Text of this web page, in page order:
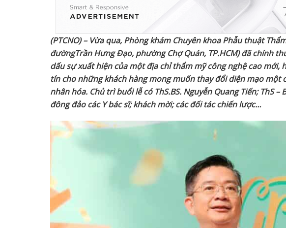
(PTCNO) – Vừa qua, Phòng khám Chuyên khoa Phẫu thuật
đườngTrần Hưng Đạo, phường Chợ Quán, TP.HCM)đã chính
dấu sự xuất hiện của một địa chỉ thẩm mỹ công nghệ cao
tín cho những khách hàng mong muốn thay đổi diện mạo một
nhân hóa. Chủ trì buổi lễ có ThS.BS. Nguyễn Quang Tiến;ThS –
đông đảo các Y bác sĩ; khách mời; các đối tác chiến lược…